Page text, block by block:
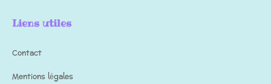
Liens utiles
Contact
Mentions légales